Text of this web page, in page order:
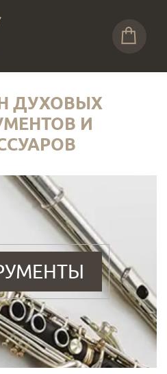
ДУХОВЫХ
И